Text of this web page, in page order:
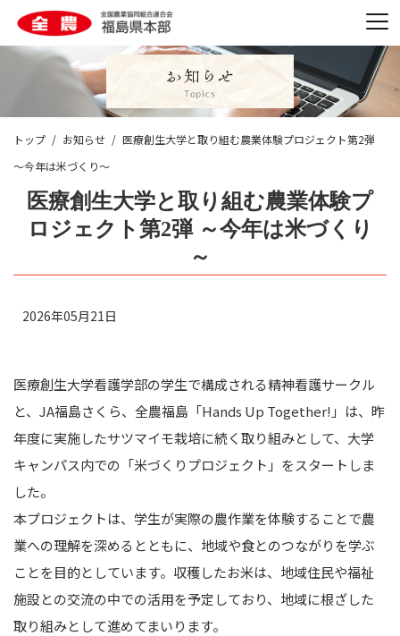
トップ お知らせ
医療創生大学と取り組む農業体験プロジェクト第2弾
～今年は米づくり～
医療創生大学と取り組む農業体験プ
ロジェクト第2弾 ～今年は米づくり
～
2026年05月21日
医療創生大学看護学部の学生で構成される精神看護サークル
と、JA福島さくら、全農福島「Hands Up Together!」は、昨
年度に実施したサツマイモ栽培に続く取り組みとして、大学
キャンパス内での「米づくりプロジェクト」をスタートしま
した。
本プロジェクトは、学生が実際の農作業を体験することで農
業への理解を深めるとともに、地域や食とのつながりを学ぶ
ことを目的としています。収穫したお米は、地域住民や福祉
施設との交流の中での活用を予定しており、地域に根ざした
取り組みとして進めてまいります。